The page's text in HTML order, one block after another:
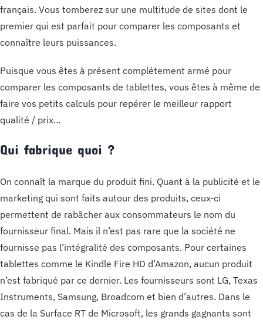
français. Vous tomberez sur une multitude de sites dont le
premier qui est parfait pour comparer les composants et
connaître leurs puissances.
Puisque vous êtes à présent complétement armé pour
comparer les composants de tablettes, vous êtes à même de
faire vos petits calculs pour repérer le meilleur rapport
qualité / prix…
Qui fabrique quoi ?
On connaît la marque du produit fini. Quant à la publicité et le
marketing qui sont faits autour des produits, ceux-ci
permettent de rabâcher aux consommateurs le nom du
fournisseur final. Mais il n’est pas rare que la société ne
fournisse pas l’intégralité des composants. Pour certaines
tablettes comme le Kindle Fire HD d’Amazon, aucun produit
n’est fabriqué par ce dernier. Les fournisseurs sont LG, Texas
Instruments, Samsung, Broadcom et bien d’autres. Dans le
cas de la Surface RT de Microsoft, les grands gagnants sont